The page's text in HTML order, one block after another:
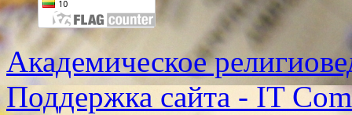
Академическое
Поддержка сайта - IT